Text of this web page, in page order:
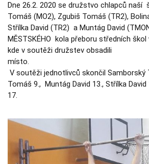
Dne 26.2. 2020 se družstvo chlapců
Tomáš (MO2), Zgubiš Tomáš (TR2),
Střílka David (TR2) a Muntág David
MĚSTSKÉHO kola přeboru středních
kde v soutěži družstev obsadili
V soutěži jednotlivců skončil Samborský
Tomáš 9., Muntág David 13., Střílka
17.